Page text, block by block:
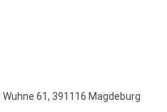
61, 391116 Magdeburg